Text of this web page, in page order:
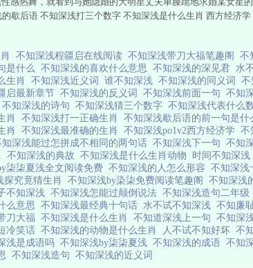
歇后语 不知深浅打三个数字 不知深浅是什么生肖 西方经济学
不知深浅程疆启在线阅读 不知深浅带刀大福笔趣阁 不
是什么 不知深浅的喜欢什么意思 不知深浅的深见君 水
生肖 不知深浅近义词 谁不知深浅 不知深浅的同义词 不
启最新章节 不知深浅的反义词 不知深浅前面一句 不知
不知深浅的诗句 不知深浅猜三个数字 不知深浅代表什么
肖 不知深浅打一正确生肖 不知深浅歇后语的前一句是什
肖 不知深浅最准确的生肖 不知深浅po1v2西方经济学 不
知深浅能过怎拼成不相同的两句话 不知深浅下一句 不知
不知深浅的典故 不知深浅是什么生肖动物 时间不知深浅
柒柒夏浅全文阅读免费 不知深浅的人怎么形容 不知深浅
探究竟猜生肖 不知深浅by染柒免费阅读笔趣阁 不知深浅
不知深浅 不知深浅怎能过颠倒说法 不知深浅造句二年级
么意思 不知深浅最经典十句话 水不试不知深浅 不知廉
刀大福 不知深浅是什么生肖 不知道深浅上一句 不知深
冷笑话 不知深浅的动物是什么生肖 人不试不知好坏 不
浅是成语吗 不知深浅by柒柒夏浅 不知深浅的成语 不知
不知深浅造句 不知深浅的近义词